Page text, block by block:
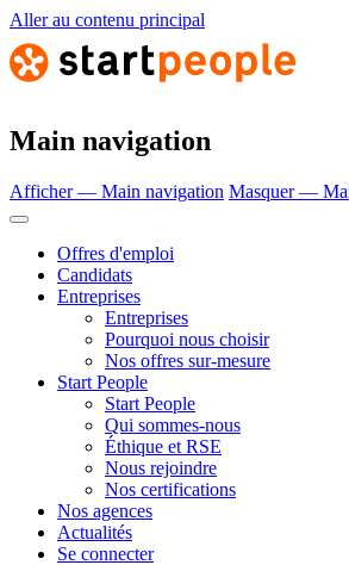
Aller au contenu principal
Main navigation
Afficher — Main navigation Masquer —
Offres d'emploi
Candidats
Entreprises
Entreprises
Pourquoi nous choisir
Nos offres sur-mesure
Start People
Start People
Qui sommes-nous
Éthique et RSE
Nous rejoindre
Nos certifications
Nos agences
Actualités
Se connecter